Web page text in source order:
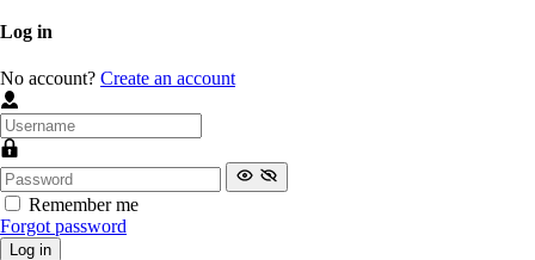
Log in
No account? Create an account
Remember me
Forgot password
Log in